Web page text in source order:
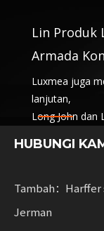
Lin Produk
Armada
Luxmea juga
lanjutan,
Long John dan
perkhidmatan
dengan
HUBUNGI
Tambah：Harffer
Jerman